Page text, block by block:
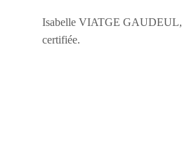
Isabelle VIATGE
certifiée.